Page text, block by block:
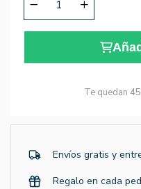
Te quedan
Envíos gratis y
Regalo en cada